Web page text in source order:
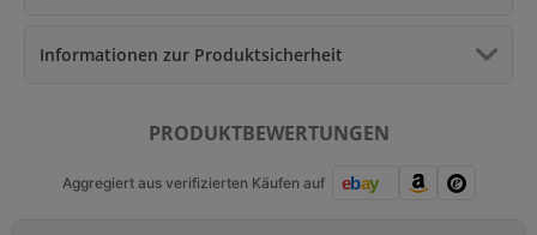
Informationen zur Produktsicherheit
PRODUKTBEWERTUNGEN
Aggregiert aus verifizierten Käufen auf